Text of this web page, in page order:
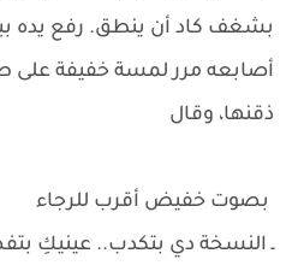
بشغف كاد أن ينطق. رفع يده
أصابعه مرر لمسة خفيفة
ذقنها، وقال
بصوت خفيض أقرب للرجاء
ـ النسخة دي بتكدب.. عينيكِ